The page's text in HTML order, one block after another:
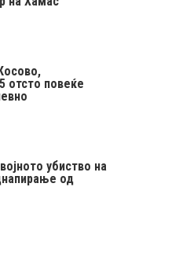
отсто повеќе
убиство на
од